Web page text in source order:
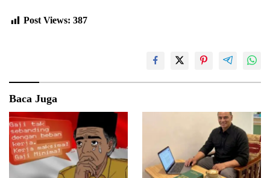
Post Views: 387
Baca Juga